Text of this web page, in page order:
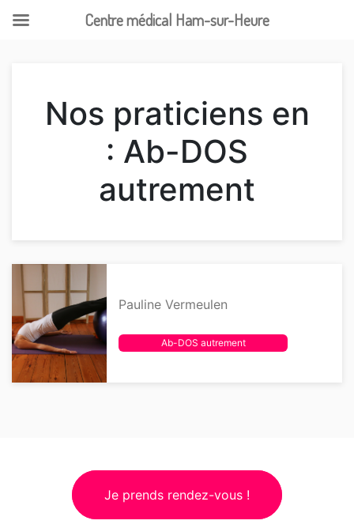
Nos praticiens en
: Ab-DOS
autrement
Pauline Vermeulen
Ab-DOS autrement
Je prends rendez-vous !
Centre médical Ham-sur-Heure